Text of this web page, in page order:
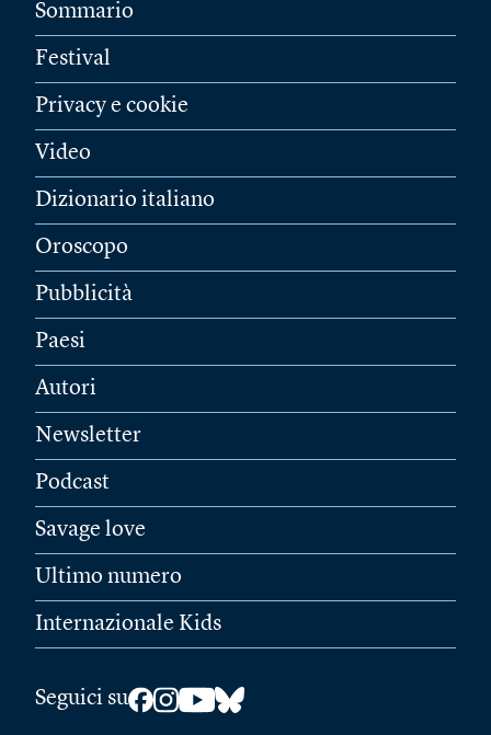
Sommario
Festival
Privacy e cookie
Video
Dizionario italiano
Oroscopo
Pubblicità
Paesi
Autori
Newsletter
Podcast
Savage love
Ultimo numero
Internazionale Kids
Seguici su